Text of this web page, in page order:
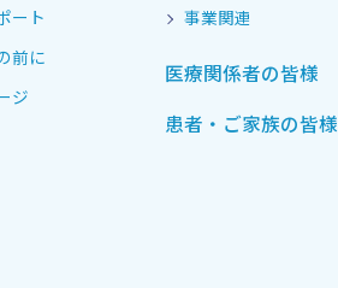
ート
前に
ジ
事業関連
医療関係者の皆様
患者・ご家族の皆様